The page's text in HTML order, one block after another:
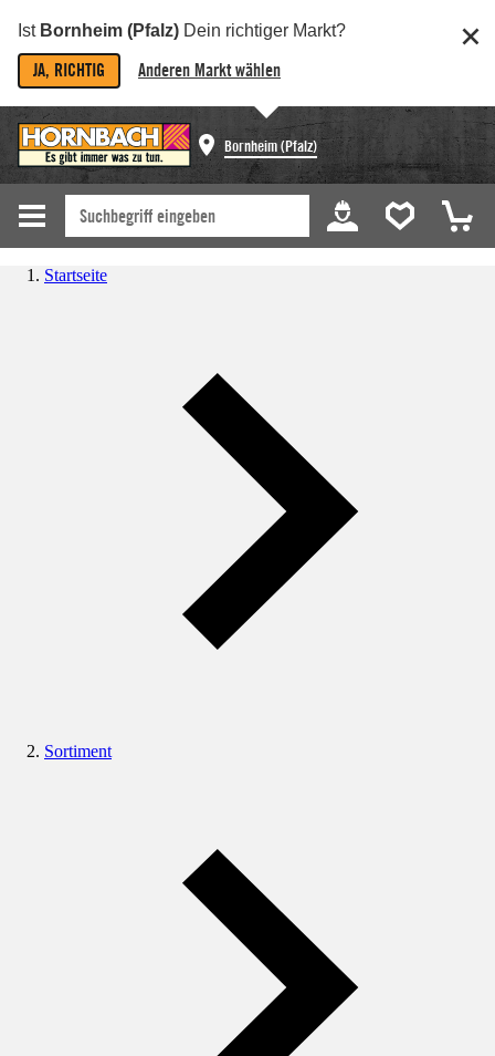
Ist Bornheim (Pfalz) Dein richtiger Markt?
JA, RICHTIG Anderen Markt wählen
Bornheim (Pfalz)
Startseite
Sortiment